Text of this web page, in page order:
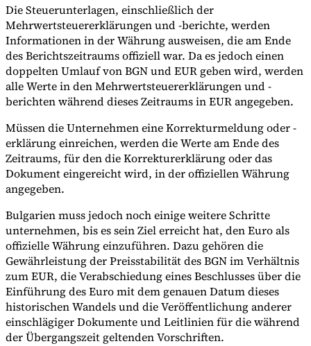
Die Steuerunterlagen, einschließlich der
Mehrwertsteuererklärungen und -berichte, werden
Informationen in der Währung ausweisen, die am Ende
des Berichtszeitraums offiziell war. Da es jedoch einen
doppelten Umlauf von BGN und EUR geben wird, werden
alle Werte in den Mehrwertsteuererklärungen und -
berichten während dieses Zeitraums in EUR angegeben.
Müssen die Unternehmen eine Korrekturmeldung oder -
erklärung einreichen, werden die Werte am Ende des
Zeitraums, für den die Korrekturerklärung oder das
Dokument eingereicht wird, in der offiziellen Währung
angegeben.
Bulgarien muss jedoch noch einige weitere Schritte
unternehmen, bis es sein Ziel erreicht hat, den Euro als
offizielle Währung einzuführen. Dazu gehören die
Gewährleistung der Preisstabilität des BGN im Verhältnis
zum EUR, die Verabschiedung eines Beschlusses über die
Einführung des Euro mit dem genauen Datum dieses
historischen Wandels und die Veröffentlichung anderer
einschlägiger Dokumente und Leitlinien für die während
der Übergangszeit geltenden Vorschriften.